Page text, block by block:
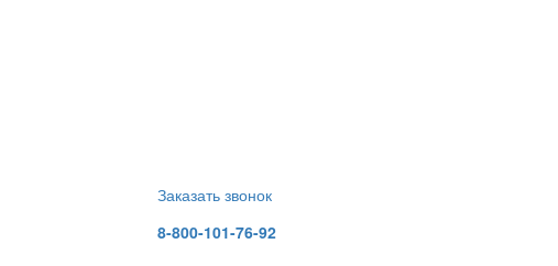
Заказать звонок
8-800-101-76-92